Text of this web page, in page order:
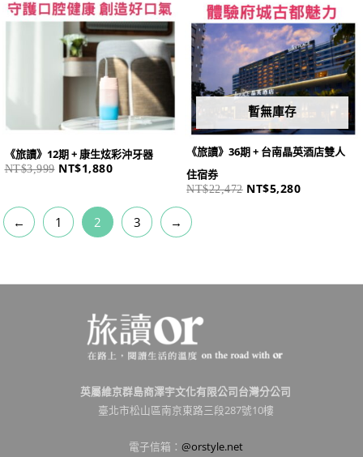
《旅讀》12期 + 康生炫彩沖牙器
NT$3,999
NT$3,999。
NT$1,880
NT$1,880。
暫無庫存
《旅讀》36期 + 台南晶英酒店雙人
住宿券
NT$22,472
NT$22,472。
NT$5,280
NT$5,280
← 1 2 3 →
英屬維京群島商澤宇文化有限公司台灣分公司
臺北市松山區南京東路三段287號10樓
電子信箱： @orstyle.net